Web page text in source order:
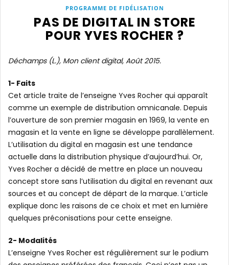
PROGRAMME DE FIDÉLISATION
PAS DE DIGITAL IN STORE
POUR YVES ROCHER ?
Déchamps (L.), Mon client digital, Août 2015.
1- Faits
Cet article traite de l’enseigne Yves Rocher qui apparaît
comme un exemple de distribution omnicanale. Depuis
l’ouverture de son premier magasin en 1969, la vente en
magasin et la vente en ligne se développe parallèlement.
L’utilisation du digital en magasin est une tendance
actuelle dans la distribution physique d’aujourd’hui. Or,
Yves Rocher a décidé de mettre en place un nouveau
concept store sans l’utilisation du digital en revenant aux
sources et au concept de départ de la marque. L’article
explique donc les raisons de ce choix et met en lumière
quelques préconisations pour cette enseigne.
2- Modalités
L’enseigne Yves Rocher est régulièrement sur le podium